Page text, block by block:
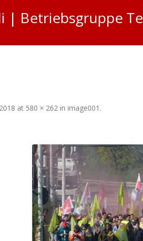
| Betriebsgruppe
at 580 × 262 in image001 .